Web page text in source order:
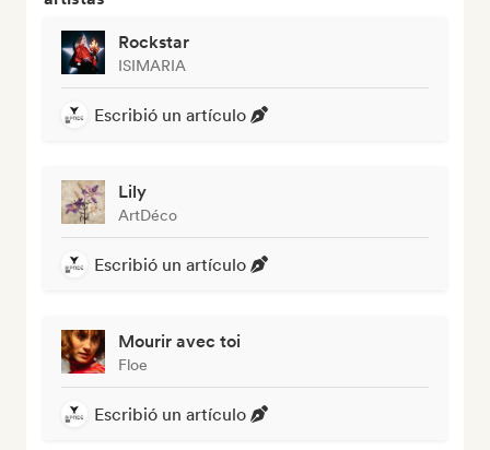
Rockstar
ISIMARIA
Escribió un artículo
Lily
ArtDéco
Escribió un artículo
Mourir avec toi
Floe
Escribió un artículo